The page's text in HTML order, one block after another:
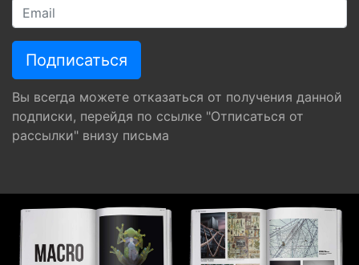
Вы всегда можете отказаться от получения данной
подписки, перейдя по ссылке "Отписаться от
рассылки" внизу письма